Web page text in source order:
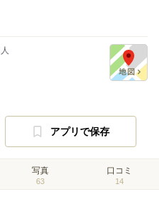
人
アプリで保存
写真
63
口コミ
14